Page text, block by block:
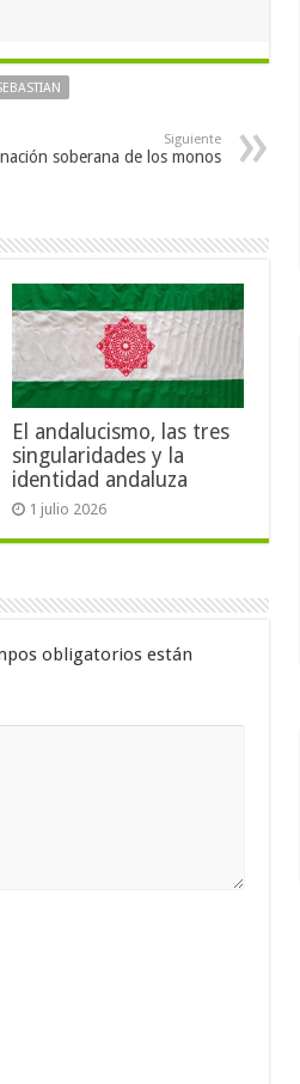
Siguiente
soberana de los monos
El andalucismo, las tres
singularidades y la
identidad andaluza
1 julio 2026
obligatorios están